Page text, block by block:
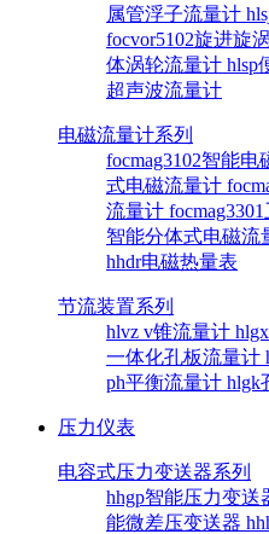
属管浮子流量计
focvor5102旋进旋
体涡轮流量计 hlsp
超声波流量计
电磁流量计系列
focmag3102智能电
式电磁流量计
流量计
智能分体式电磁流
hhdr电磁热量表
节流装置系列
hlvz v锥流量计
一体化孔板流量计
ph平衡流量计 hlgk
压力仪表
电容式压力变送器系列
hhgp智能压力变送
能微差压变送器